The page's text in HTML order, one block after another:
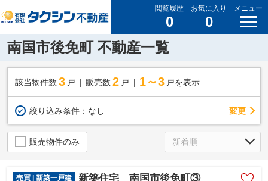
閲覧履歴
0
お気に入り
0
メニュー
南国市後免町 不動産一覧
該当物件数 3 戸 販売数 2 戸 1～3 戸を表示
絞り込み条件： なし 変更
販売物件のみ
売買 | 新築一戸建 新築住宅 南国市後免町③